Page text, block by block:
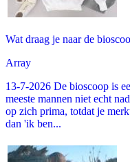
Wat draag je naar de
Array
13-7-2026 De bioscoop is
meeste mannen niet echt
op zich prima, totdat je
dan 'ik ben...